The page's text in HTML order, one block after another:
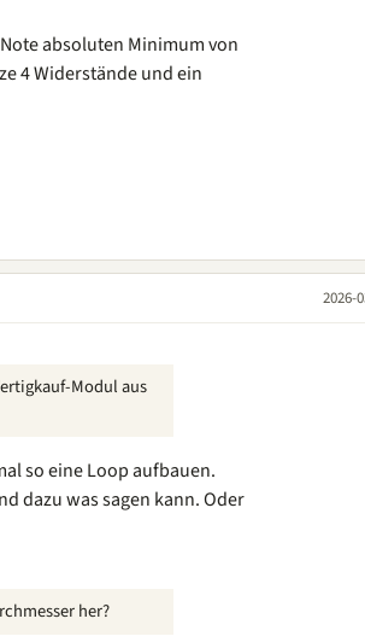
absoluten Minimum von
4 Widerstände und ein
2026-
Modul aus
so eine Loop aufbauen.
dazu was sagen kann. Oder
her?